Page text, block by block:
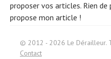
proposer vos articles. Rien de
propose mon article !
© 2012 - 2026 Le Dérailleur.
Contact
or: